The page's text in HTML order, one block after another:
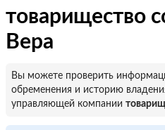
товарищество
Вера
Вы можете проверить
обременения и историю
управляющей компании